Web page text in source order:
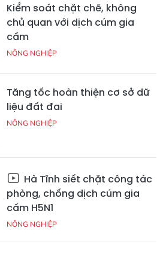
Kiểm soát chặt chẽ, không
chủ quan với dịch cúm gia
cầm
NÔNG NGHIỆP
Tăng tốc hoàn thiện cơ sở dữ
liệu đất đai
NÔNG NGHIỆP
Hà Tĩnh siết chặt công tác
phòng, chống dịch cúm gia
cầm H5N1
NÔNG NGHIỆP